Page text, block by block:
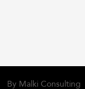
By Malki Consulting